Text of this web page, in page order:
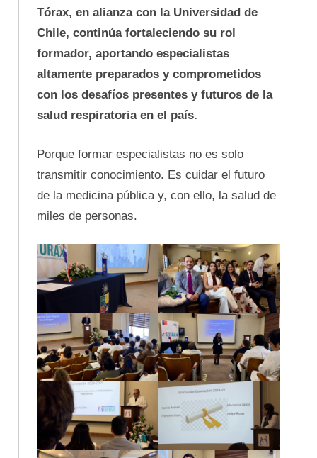
Tórax, en alianza con la Universidad de
Chile, continúa fortaleciendo su rol
formador, aportando especialistas
altamente preparados y comprometidos
con los desafíos presentes y futuros de la
salud respiratoria en el país.
Porque formar especialistas no es solo
transmitir conocimiento. Es cuidar el futuro
de la medicina pública y, con ello, la salud de
miles de personas.